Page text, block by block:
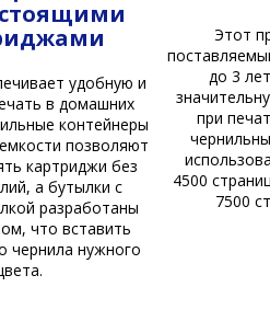
удобную и
в домашних
контейнеры
позволяют
картриджи без
а бутылки с
разработаны
что вставить
чернила нужного
Этот
до 3
при
4500
7500